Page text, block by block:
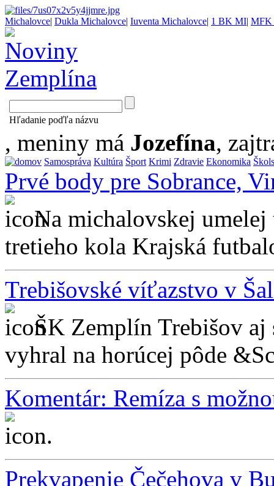
Michalovce| Dukla Michalovce| Iuventa Michalovce| 1 BK MI| MFK
Hľadanie poďľa názvu
, meniny má Jozefína,
Samospráva Kultúra Šport Krimi Zdravie Ekonomika
Prvé body pre Sobrance,
Na michalovskej
tretieho kola Krajská
Trebišovské víťazstvo v
ŠK Zemplín Trebišov aj
vyhral na horúcej pôde
Komentár: Remíza s
...
Prekvapenie Čečehova v